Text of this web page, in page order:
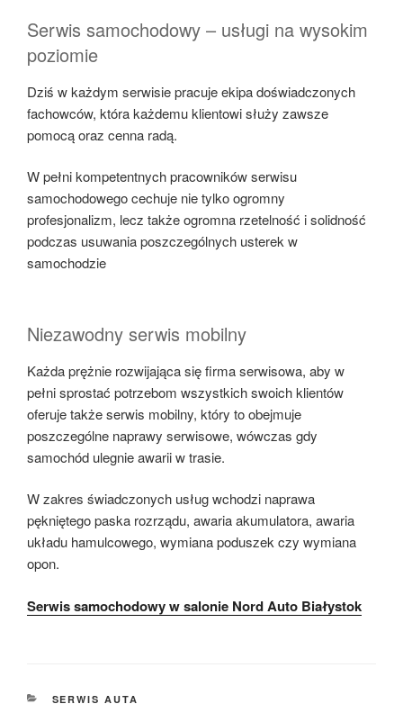
Serwis samochodowy – usługi na wysokim
poziomie
Dziś w każdym serwisie pracuje ekipa doświadczonych
fachowców, która każdemu klientowi służy zawsze
pomocą oraz cenna radą.
W pełni kompetentnych pracowników serwisu
samochodowego cechuje nie tylko ogromny
profesjonalizm, lecz także ogromna rzetelność i solidność
podczas usuwania poszczególnych usterek w
samochodzie
Niezawodny serwis mobilny
Każda prężnie rozwijająca się firma serwisowa, aby w
pełni sprostać potrzebom wszystkich swoich klientów
oferuje także serwis mobilny, który to obejmuje
poszczególne naprawy serwisowe, wówczas gdy
samochód ulegnie awarii w trasie.
W zakres świadczonych usług wchodzi naprawa
pękniętego paska rozrządu, awaria akumulatora, awaria
układu hamulcowego, wymiana poduszek czy wymiana
opon.
Serwis samochodowy w salonie Nord Auto Białystok
KATEGORIE
SERWIS AUTA